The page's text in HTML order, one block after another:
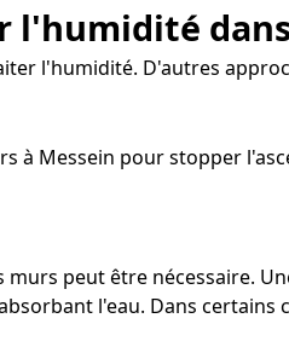
l'humidité
l'humidité. D'autres
Messein pour stopper
peut être nécessaire.
l'eau. Dans certains